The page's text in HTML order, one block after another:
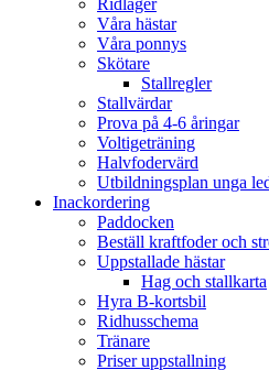
Ridläger
Våra hästar
Våra ponnys
Skötare
Stallregler
Stallvärdar
Prova på 4-6 åringar
Voltigeträning
Halvfodervärd
Utbildningsplan unga
Inackordering
Paddocken
Beställ kraftfoder och
Uppstallade hästar
Hag och stallkarta
Hyra B-kortsbil
Ridhusschema
Tränare
Priser uppstallning